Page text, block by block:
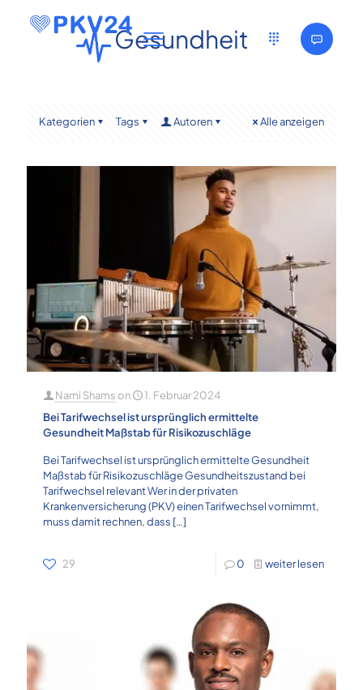
Gesundheit
Kategorien Tags Autoren Alle anzeigen
Nami Shams on
1. Februar 2024
Bei Tarifwechsel ist ursprünglich ermittelte
Gesundheit Maßstab für Risikozuschläge
Bei Tarifwechsel ist ursprünglich ermittelte Gesundheit
Maßstab für Risikozuschläge Gesundheitszustand bei
Tarifwechsel relevant Wer in der privaten
Krankenversicherung (PKV) einen Tarifwechsel vornimmt,
muss damit rechnen, dass […]
29 0 weiter lesen